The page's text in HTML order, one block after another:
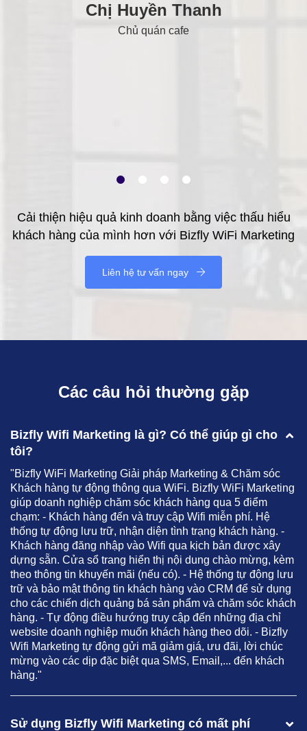
Chị Huyền Thanh
Chủ quán cafe
Cải thiện hiệu quả kinh doanh bằng việc thấu hiểu
khách hàng của mình hơn với Bizfly WiFi Marketing
Liên hệ tư vấn ngay
Các câu hỏi thường gặp
Bizfly Wifi Marketing là gì? Có thể giúp gì cho
tôi?
"Bizfly WiFi Marketing Giải pháp Marketing & Chăm sóc
Khách hàng tự động thông qua WiFi. Bizfly WiFi Marketing
giúp doanh nghiệp chăm sóc khách hàng qua 5 điểm
chạm: - Khách hàng đến và truy cập Wifi miễn phí. Hệ
thống tự động lưu trữ, nhận diện tình trạng khách hàng. -
Khách hàng đăng nhập vào Wifi qua kịch bản được xây
dựng sẵn. Cửa sổ trang hiển thị nội dung chào mừng, kèm
theo thông tin khuyến mãi (nếu có). - Hệ thống tự động lưu
trữ và bảo mật thông tin khách hàng vào CRM để sử dụng
cho các chiến dịch quảng bá sản phẩm và chăm sóc khách
hàng. - Tự động điều hướng truy cập đến những địa chỉ
website doanh nghiệp muốn khách hàng theo dõi. - Bizfly
Wifi Marketing tự động gửi mã giảm giá, ưu đãi, lời chúc
mừng vào các dịp đặc biệt qua SMS, Email,... đến khách
hàng."
Sử dụng Bizfly Wifi Marketing có mất phí